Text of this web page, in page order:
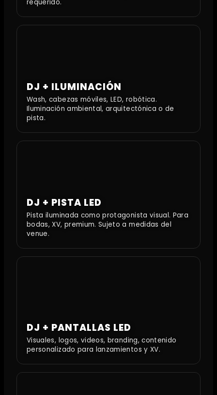
requerido.
DJ + ILUMINACIÓN
Wash, cabezas móviles, LED, robótica.
Iluminación ambiental, arquitectónica o de
pista.
DJ + PISTA LED
Pista iluminada como protagonista visual. Para
bodas, XV, premium. Sujeto a medidas del
venue.
DJ + PANTALLAS LED
Visuales, logos, videos, branding, contenido
personalizado para lanzamientos y XV.